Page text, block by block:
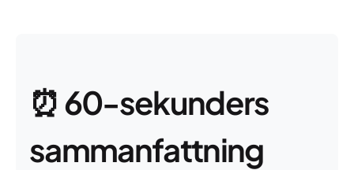
⏰ 60-sekunders
sammanfattning